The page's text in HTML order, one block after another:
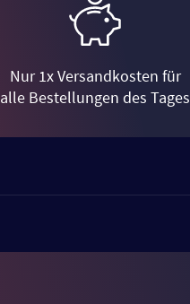
Nur 1x Versandkosten für
alle Bestellungen des Tages